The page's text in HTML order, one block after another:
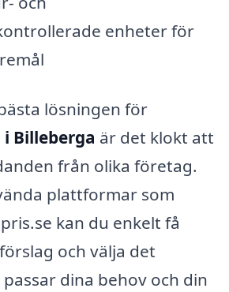
enheter för
lösningen för
Billeberga är det klokt att
från olika företag.
plattformar som
kan du enkelt få
och välja det
dina behov och din